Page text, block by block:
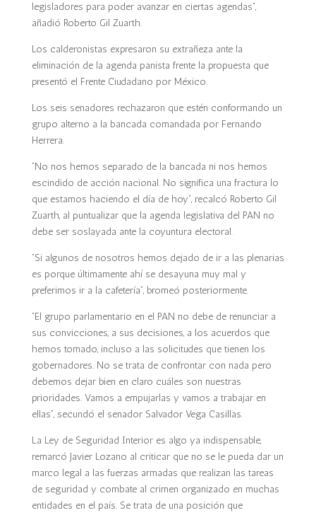
legisladores para poder avanzar en ciertas agendas”,
añadió Roberto Gil Zuarth.
Los calderonistas expresaron su extrañeza ante la
eliminación de la agenda panista frente la propuesta que
presentó el Frente Ciudadano por México.
Los seis senadores rechazaron que estén conformando un
grupo alterno a la bancada comandada por Fernando
Herrera.
“No nos hemos separado de la bancada ni nos hemos
escindido de acción nacional. No significa una fractura lo
que estamos haciendo el día de hoy”, recalcó Roberto Gil
Zuarth, al puntualizar que la agenda legislativa del PAN no
debe ser soslayada ante la coyuntura electoral.
“Si algunos de nosotros hemos dejado de ir a las plenarias
es porque últimamente ahí se desayuna muy mal y
preferimos ir a la cafetería”, bromeó posteriormente.
“El grupo parlamentario en el PAN no debe de renunciar a
sus convicciones, a sus decisiones, a los acuerdos que
hemos tomado, incluso a las solicitudes que tienen los
gobernadores. No se trata de confrontar con nada pero
debemos dejar bien en claro cuáles son nuestras
prioridades. Vamos a empujarlas y vamos a trabajar en
ellas”, secundó el senador Salvador Vega Casillas.
La Ley de Seguridad Interior es algo ya indispensable,
remarcó Javier Lozano al criticar que no se le pueda dar un
marco legal a las fuerzas armadas que realizan las tareas
de seguridad y combate al crimen organizado en muchas
entidades en el país. Se trata de una posición que